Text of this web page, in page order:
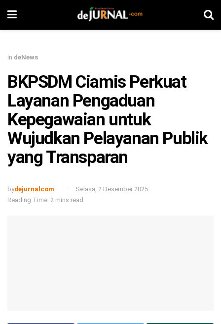
in deNews
BKPSDM Ciamis Perkuat
Layanan Pengaduan
Kepegawaian untuk
Wujudkan Pelayanan Publik
yang Transparan
bydejurnalcom
Selasa, 2 Desember 2025
Reading Time: 2 mins read